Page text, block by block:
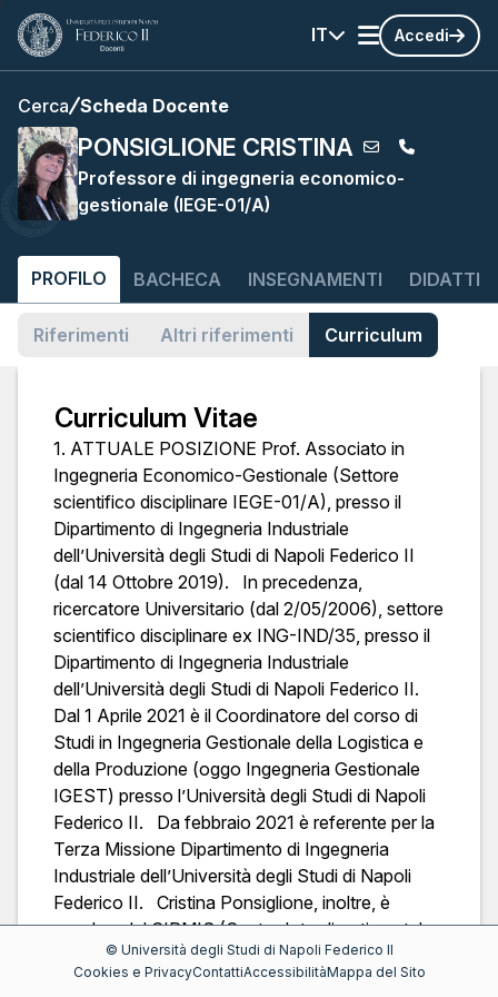
IT Accedi
Cerca Scheda Docente
PONSIGLIONE CRISTINA
Professore di ingegneria economico-
gestionale (IEGE-01/A)
PROFILO BACHECA INSEGNAMENTI
Riferimenti Altri riferimenti Curriculum
Curriculum Vitae
1. ATTUALE POSIZIONE Prof. Associato in
Ingegneria Economico-Gestionale (Settore
scientifico disciplinare IEGE-01/A), presso il
Dipartimento di Ingegneria Industriale
dell’Università degli Studi di Napoli Federico II
(dal 14 Ottobre 2019). In precedenza,
ricercatore Universitario (dal 2/05/2006), settore
scientifico disciplinare ex ING-IND/35, presso il
Dipartimento di Ingegneria Industriale
dell’Università degli Studi di Napoli Federico II.
Dal 1 Aprile 2021 è il Coordinatore del corso di
Studi in Ingegneria Gestionale della Logistica e
della Produzione (oggo Ingegneria Gestionale
IGEST) presso l’Università degli Studi di Napoli
Federico II. Da febbraio 2021 è referente per la
Terza Missione Dipartimento di Ingegneria
Industriale dell’Università degli Studi di Napoli
Federico II. Cristina Ponsiglione, inoltre, è
membro del CIRMIS (Centro Interdipartimentale
di Ricerca in Management Sanitario e
Innovazione in Sanità), presso l' Università degli
© Università degli Studi di Napoli Federico II
Cookies e PrivacyContattiAccessibilitàMappa del Sito